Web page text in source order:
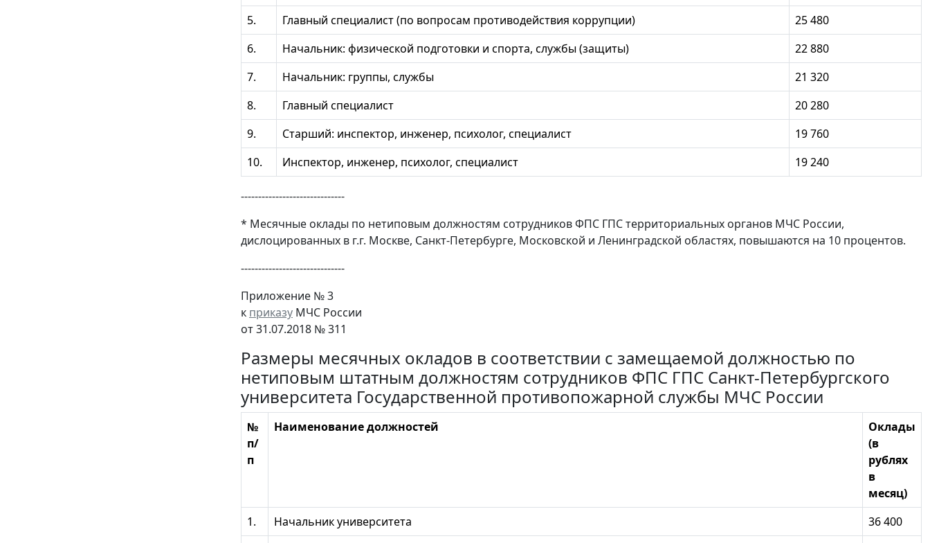
5. Главный специалист (по вопросам противодействия коррупции)
25 480
6.
Начальник: физической подготовки и спорта, службы (защиты)
22 880
7.
Начальник: группы, службы
21 320
8.
Главный специалист
20 280
9.
Старший: инспектор, инженер, психолог, специалист
19 760
10.
Инспектор, инженер, психолог, специалист 19 240
------------------------------
* Месячные оклады по нетиповым должностям сотрудников ФПС ГПС территориальных органов МЧС России,
дислоцированных в г.г. Москве, Санкт-Петербурге, Московской и Ленинградской областях, повышаются на 10 процентов.
------------------------------
Приложение № 3
к приказу МЧС России
от 31.07.2018 № 311
Размеры месячных окладов в соответствии с замещаемой должностью по
нетиповым штатным должностям сотрудников ФПС ГПС Санкт-Петербургского
университета Государственной противопожарной службы МЧС России
№
п/
п
Наименование должностей
Оклады
(в
рублях
в
месяц)
1.
Начальник университета
36 400